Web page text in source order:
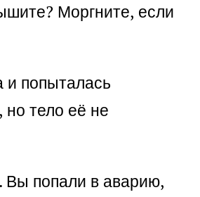
Моргните, если
и попыталась
но тело её не
попали в аварию,